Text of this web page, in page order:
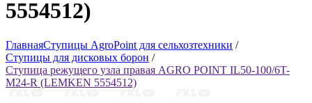
5554512)
ГлавнаяСтупицы AgroPoint для сельхозтехники /
Ступицы для дисковых борон /
Ступица режущего узла правая AGRO POINT IL50-100/6T-
M24-R (LEMKEN 5554512)